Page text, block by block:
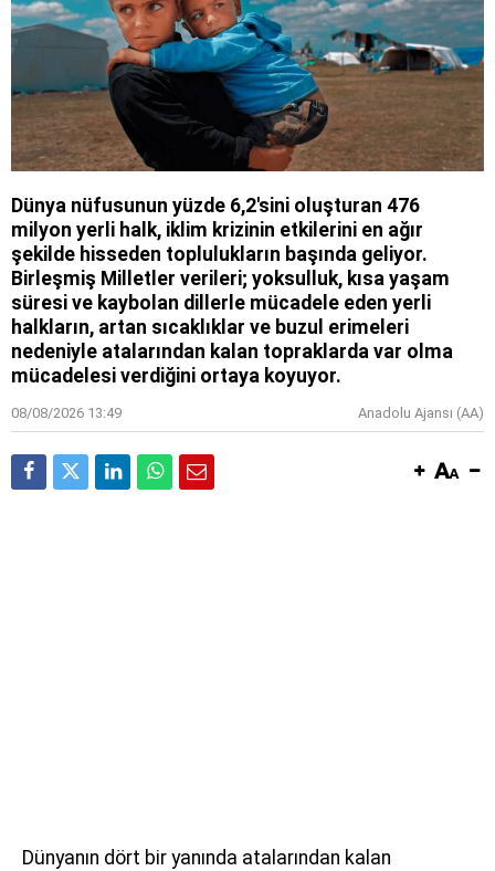
Dünya nüfusunun yüzde 6,2'sini oluşturan 476
milyon yerli halk, iklim krizinin etkilerini en ağır
şekilde hisseden toplulukların başında geliyor.
Birleşmiş Milletler verileri; yoksulluk, kısa yaşam
süresi ve kaybolan dillerle mücadele eden yerli
halkların, artan sıcaklıklar ve buzul erimeleri
nedeniyle atalarından kalan topraklarda var olma
mücadelesi verdiğini ortaya koyuyor.
08/08/2026 13:49 Anadolu Ajansı (AA)
Dünyanın dört bir yanında atalarından kalan